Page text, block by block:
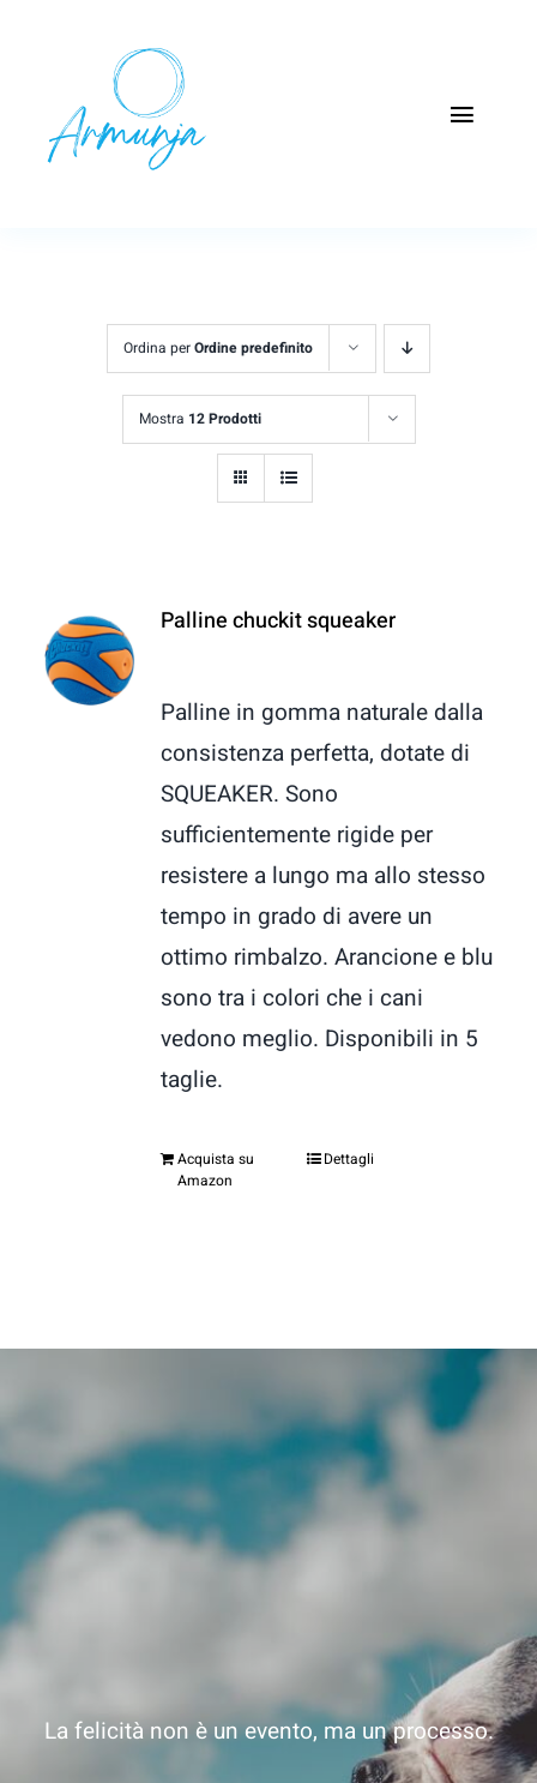
contenuto
Toggle
Ordina perOrdine predefinito
Mostra 12 Prodotti
Palline chuckit squeaker
Palline in gomma naturale dalla
consistenza perfetta, dotate di
SQUEAKER. Sono
sufficientemente rigide per
resistere a lungo ma allo stesso
tempo in grado di avere un
ottimo rimbalzo. Arancione e blu
sono tra i colori che i cani
vedono meglio. Disponibili in 5
taglie.
Acquista su
Amazon
Dettagli
La felicità non è un evento, ma un processo.